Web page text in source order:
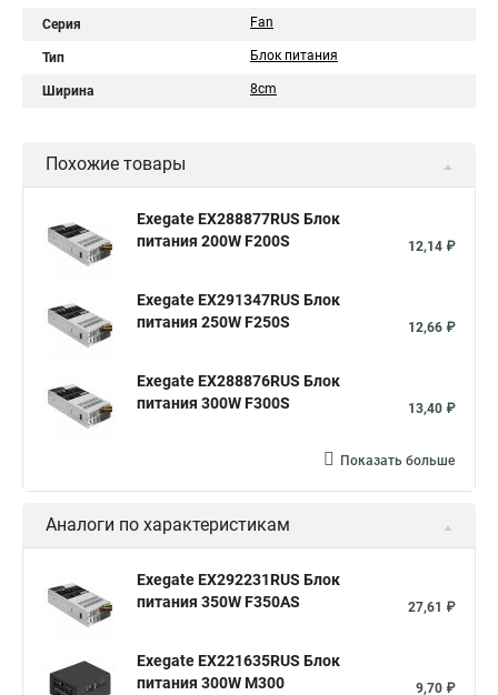
Серия Fan
Тип Блок питания
Ширина 8cm
Похожие товары
Exegate EX288877RUS Блок
питания 200W F200S
12,14 ₽
Exegate EX291347RUS Блок
питания 250W F250S
12,66 ₽
Exegate EX288876RUS Блок
питания 300W F300S
13,40 ₽
Показать больше
Аналоги по характеристикам
Exegate EX292231RUS Блок
питания 350W F350AS
27,61 ₽
Exegate EX221635RUS Блок
питания 300W M300
9,70 ₽